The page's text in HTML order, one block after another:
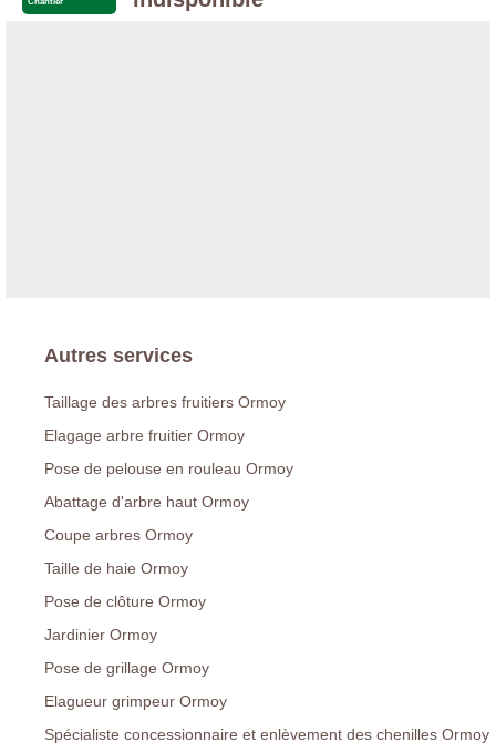
Chantier
Autres services
Taillage des arbres fruitiers Ormoy
Elagage arbre fruitier Ormoy
Pose de pelouse en rouleau Ormoy
Abattage d'arbre haut Ormoy
Coupe arbres Ormoy
Taille de haie Ormoy
Pose de clôture Ormoy
Jardinier Ormoy
Pose de grillage Ormoy
Elagueur grimpeur Ormoy
Spécialiste concessionnaire et enlèvement des chenilles Ormoy